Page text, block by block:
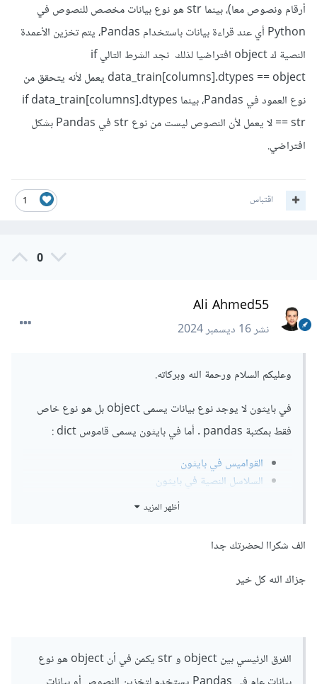
أرقام ونصوص معا)، بينما str هو نوع بيانات مخصص للنصوص في
Python أي عند قراءة بيانات باستخدام Pandas، يتم تخزين الأعمدة
النصية ك object افتراضيا لذلك نجد الشرط التالي if
data_train[columns].dtypes == object يعمل لأنه يتحقق من
نوع العمود في Pandas، بينما if data_train[columns].dtypes
== str لا يعمل لأن النصوص ليست من نوع str في Pandas بشكل
افتراضي.
1 اقتباس
0
Ali Ahmed55
نشر16 ديسمبر 2024
وعليكم السلام ورحمة الله وبركاته.
في بايثون لا يوجد نوع بيانات يسمى object بل هو نوع خاص
فقط بمكتبة pandas . أما في بايثون يسمى قاموس dict
القواميس في بايثون
السلاسل النصية في بايثون
وغيرها .
object في pandas
:
أظهر المزيد
الف شكراا لحضرتك جدا
جزاك الله كل خير
الفرق الرئيسي بين object و str يكمن في أن object هو نوع